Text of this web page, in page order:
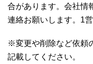
合があります。会社情
連絡お願いします。1
※変更や削除など依頼
記載してください。